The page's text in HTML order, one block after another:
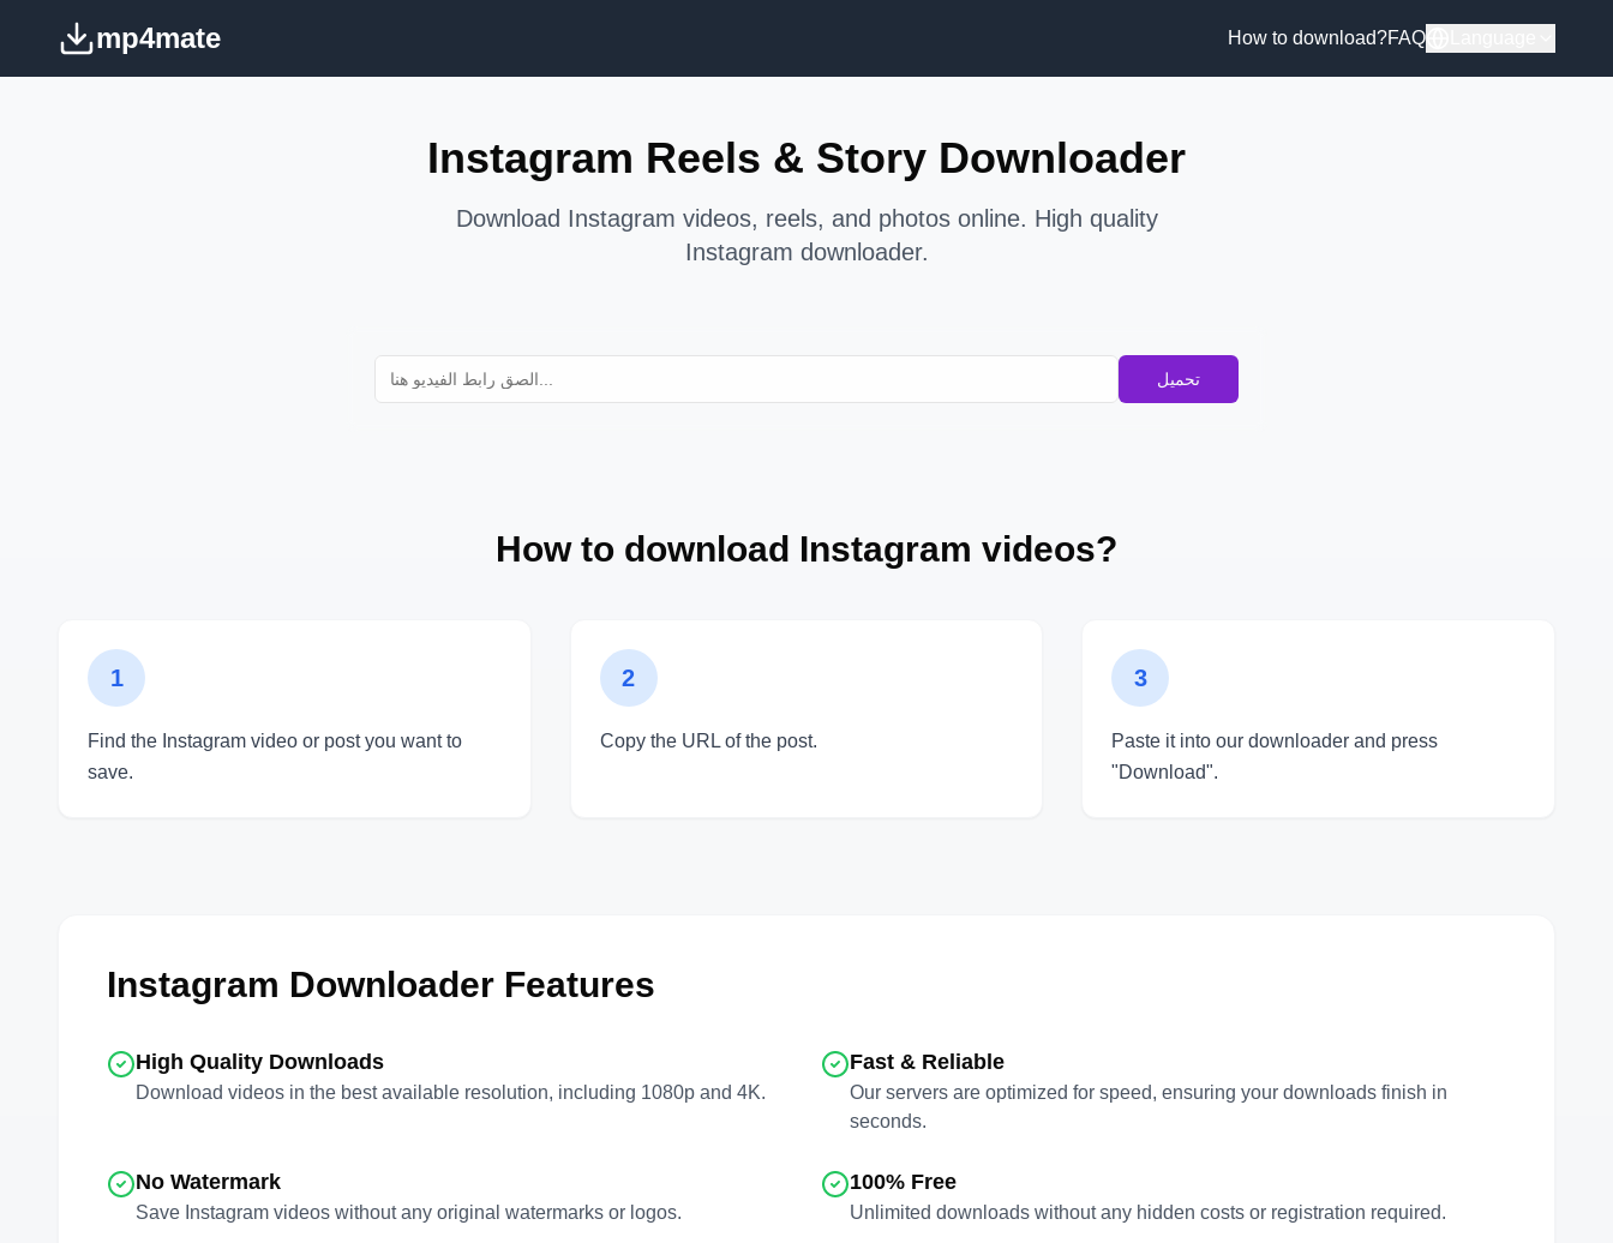
mp4mate How to download?FAQ
Instagram Reels & Story Downloader
Download Instagram videos, reels, and photos online. High quality
Instagram downloader.
تحميل
How to download Instagram videos?
1
Find the Instagram video or post you want to
save.
2
Copy the URL of the post.
3
Paste it into our downloader and press
"Download".
Instagram Downloader Features
High Quality Downloads
Download videos in the best available resolution, including 1080p and 4K.
Fast & Reliable
Our servers are optimized for speed, ensuring your downloads finish in
seconds.
No Watermark
Save Instagram videos without any original watermarks or logos.
100% Free
Unlimited downloads without any hidden costs or registration required.